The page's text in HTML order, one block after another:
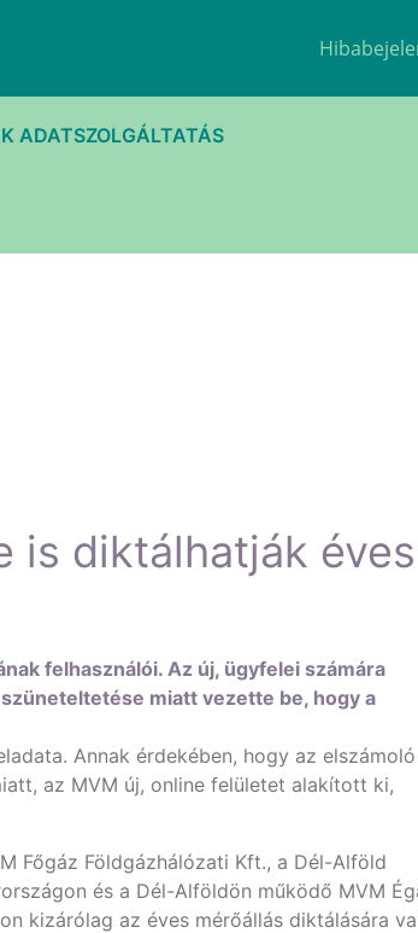
ADATSZOLGÁLTATÁS
is diktálhatják éves
felhasználói. Az új, ügyfelei számára
miatt vezette be, hogy a
Annak érdekében, hogy az elszámoló
az MVM új, online felületet alakított ki,
Főgáz Földgázhálózati Kft., a Dél-Alföld
és a Dél-Alföldön működő MVM
kizárólag az éves mérőállás diktálására